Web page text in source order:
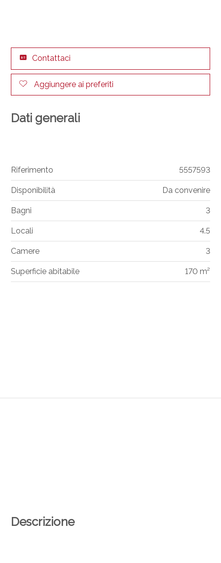
Descrizione
Contattaci
Aggiungere ai preferiti
Dati generali
Riferimento 5557593
Disponibilità Da convenire
Bagni 3
Locali 4.5
Camere 3
Superficie abitabile 170 m²